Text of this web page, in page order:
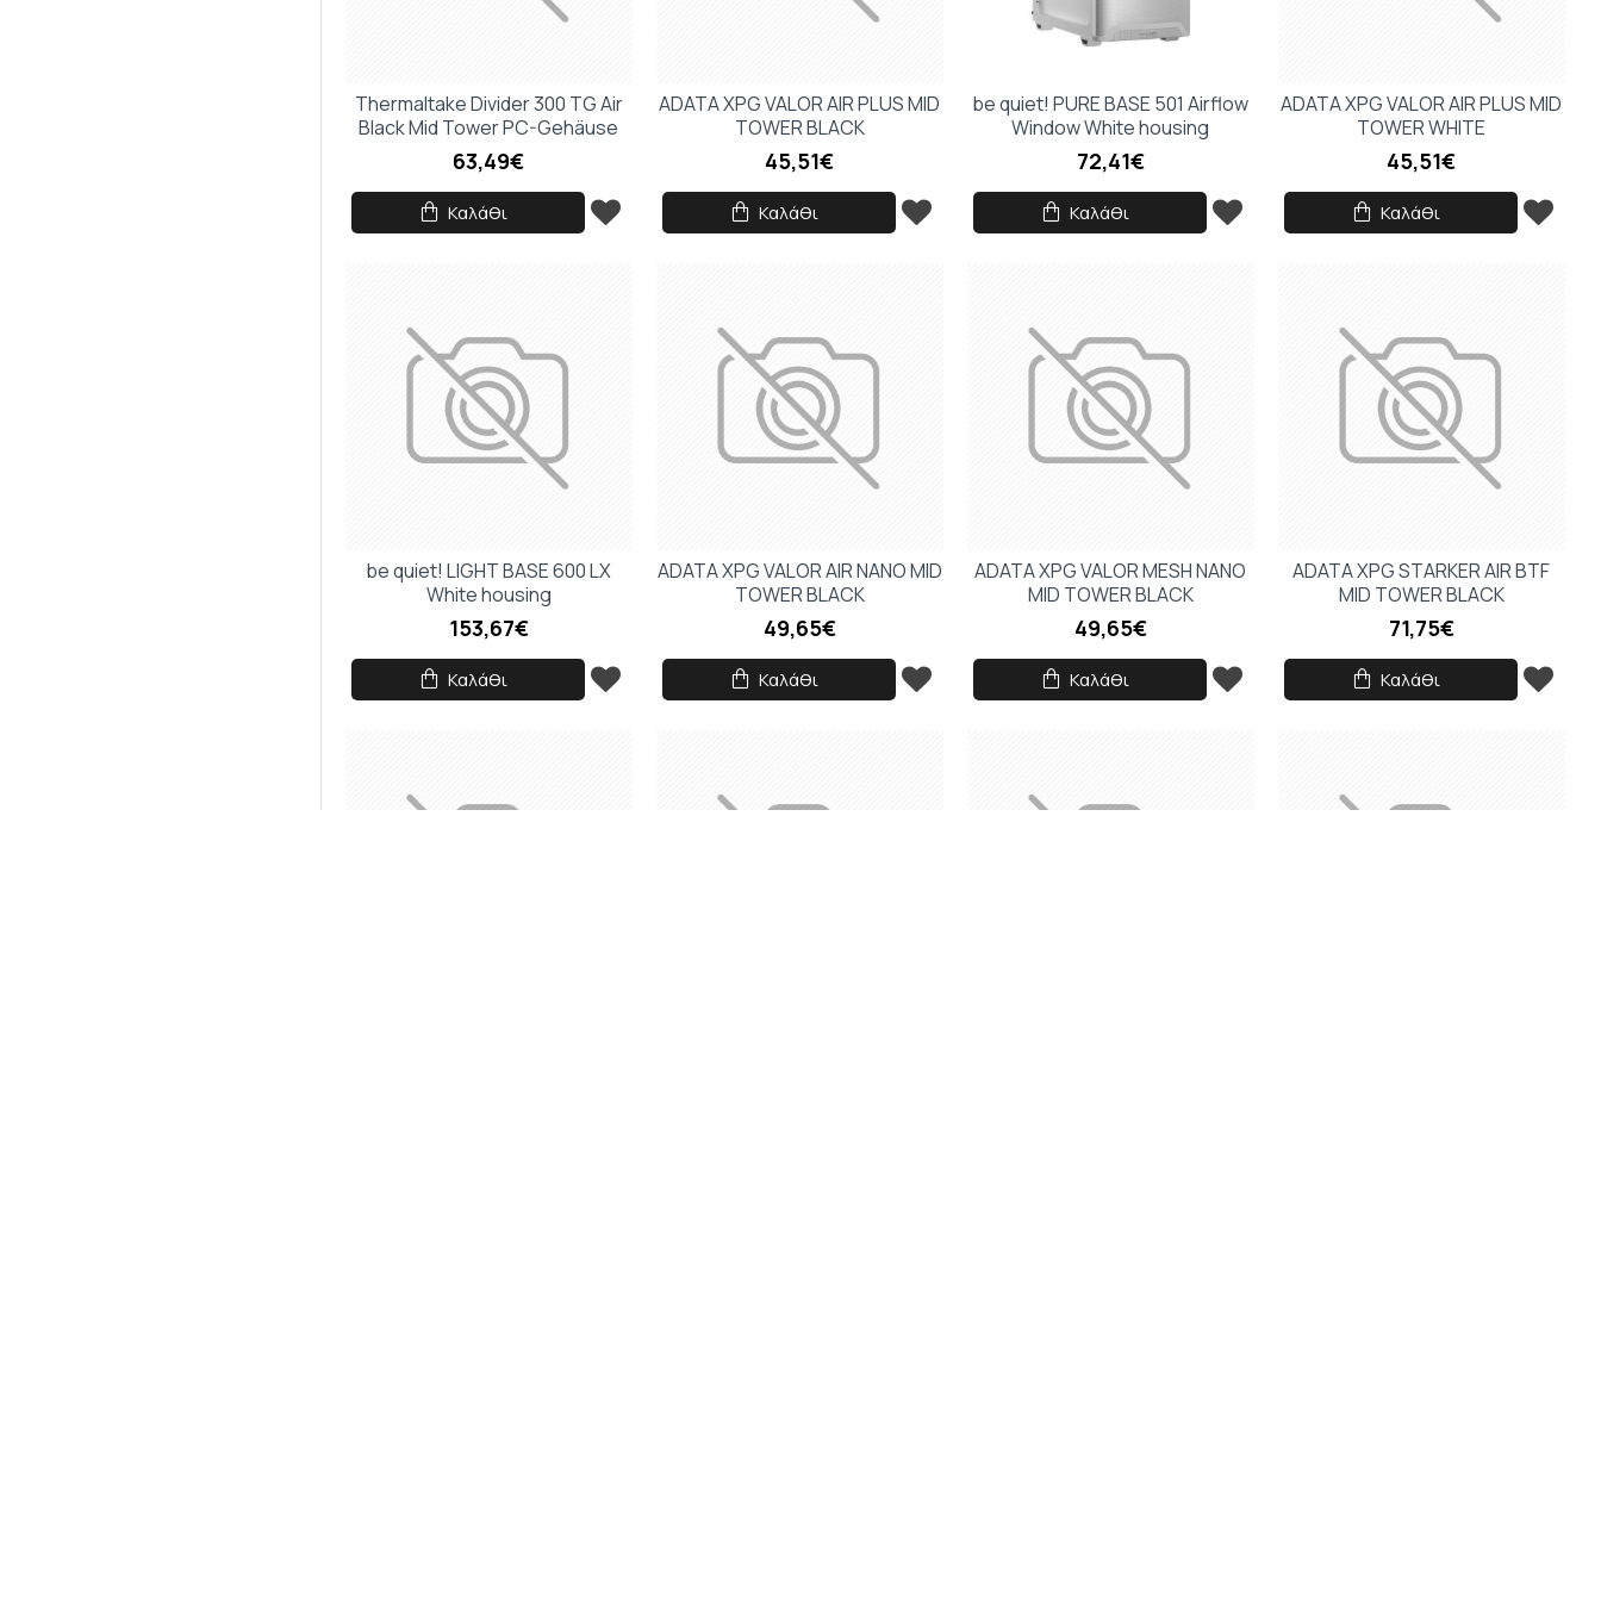
Thermaltake Divider 300 TG Air
Black Mid Tower PC-Gehäuse
63,49€
Καλάθι
ADATA XPG VALOR AIR PLUS MID
TOWER BLACK
45,51€
Καλάθι
be quiet! PURE BASE 501 Airflow
Window White housing
72,41€
Καλάθι
ADATA XPG VALOR AIR PLUS MID
TOWER WHITE
45,51€
Καλάθι
be quiet! LIGHT BASE 600 LX
White housing
153,67€
Καλάθι
ADATA XPG VALOR AIR NANO MID
TOWER BLACK
49,65€
Καλάθι
ADATA XPG VALOR MESH NANO
MID TOWER BLACK
49,65€
Καλάθι
ADATA XPG STARKER AIR BTF
MID TOWER BLACK
71,75€
Καλάθι